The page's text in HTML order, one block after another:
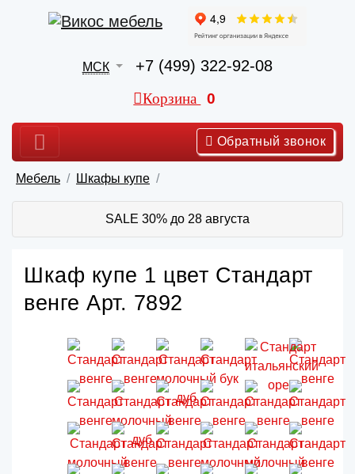
МСК +7 (499) 322-92-08
Корзина 0
Обратный звонок
Мебель Шкафы купе
SALE 30% до 28 августа
Шкаф купе 1 цвет Стандарт
венге Арт. 7892